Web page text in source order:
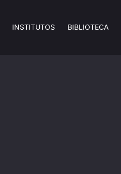
INSTITUTOS BIBLIOTECA